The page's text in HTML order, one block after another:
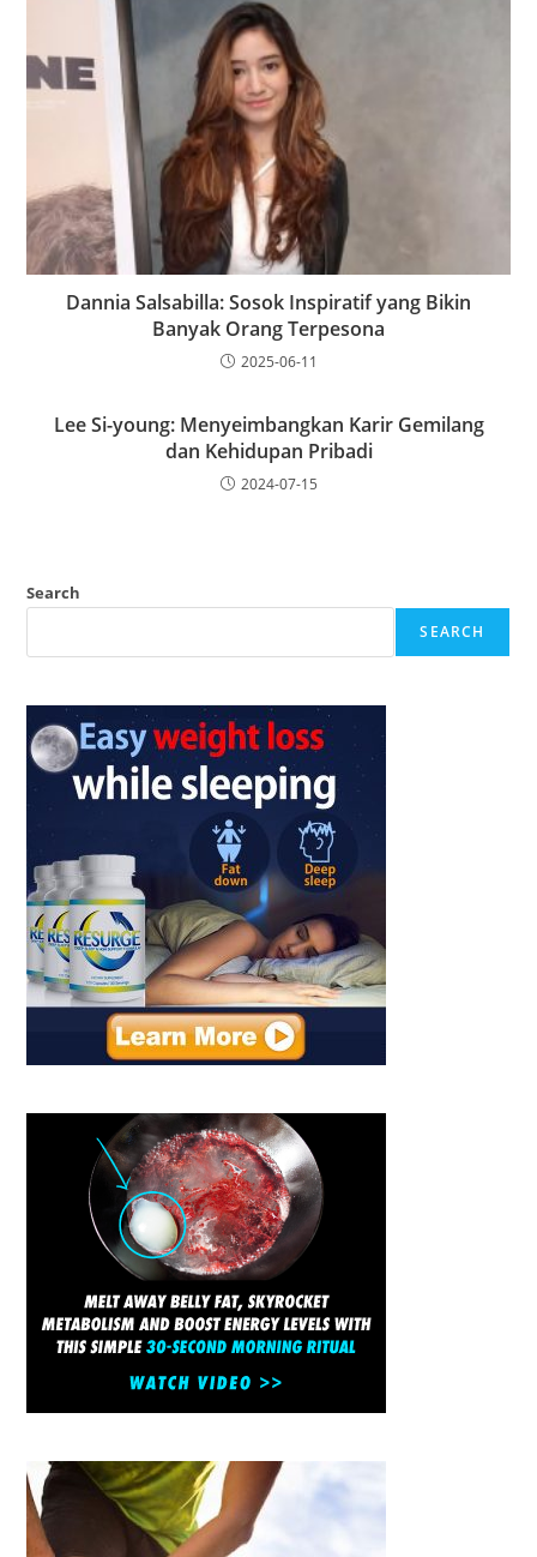
Dannia Salsabilla: Sosok Inspiratif yang Bikin
Banyak Orang Terpesona
2025-06-11
Lee Si-young: Menyeimbangkan Karir Gemilang
dan Kehidupan Pribadi
2024-07-15
Search
SEARCH